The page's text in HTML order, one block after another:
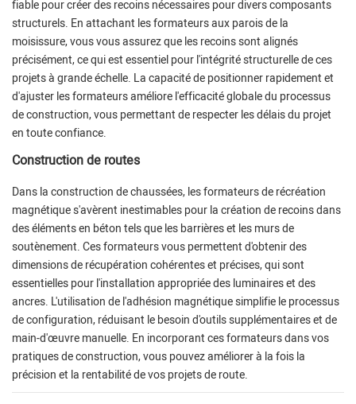
fiable pour créer des recoins nécessaires pour divers composants
structurels. En attachant les formateurs aux parois de la
moisissure, vous vous assurez que les recoins sont alignés
précisément, ce qui est essentiel pour l'intégrité structurelle de ces
projets à grande échelle. La capacité de positionner rapidement et
d'ajuster les formateurs améliore l'efficacité globale du processus
de construction, vous permettant de respecter les délais du projet
en toute confiance.
Construction de routes
Dans la construction de chaussées, les formateurs de récréation
magnétique s'avèrent inestimables pour la création de recoins dans
des éléments en béton tels que les barrières et les murs de
soutènement. Ces formateurs vous permettent d'obtenir des
dimensions de récupération cohérentes et précises, qui sont
essentielles pour l'installation appropriée des luminaires et des
ancres. L'utilisation de l'adhésion magnétique simplifie le processus
de configuration, réduisant le besoin d'outils supplémentaires et de
main-d'œuvre manuelle. En incorporant ces formateurs dans vos
pratiques de construction, vous pouvez améliorer à la fois la
précision et la rentabilité de vos projets de route.